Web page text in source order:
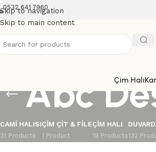
Skip to navigation
Skip to main content
0532 641 7960
Çim Halı
Abc
CAMI HALISI
31 Products
ÇIM ÇIT & FILE
1 Product
ÇIM HALI
19 Products132